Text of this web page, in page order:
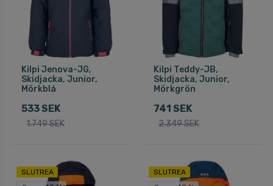
Kilpi Jenova-JG,
Skidjacka, Junior,
Mörkblå
533 SEK
1.749 SEK
Kilpi Teddy-JB,
Skidjacka, Junior,
Mörkgrön
741 SEK
2.349 SEK
SLUTREA
SLUTREA